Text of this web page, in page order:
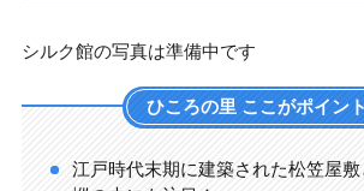
シルク館の写真は準備中です
ひころの里 ここがポイン
江戸時代末期に建築された松笠屋